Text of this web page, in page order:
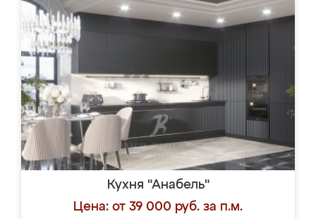
Кухня "Анабель"
Цена: от 39 000 руб. за п.м.